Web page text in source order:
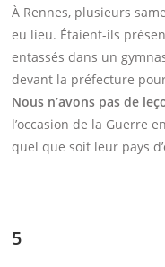
À Rennes, plusieurs
eu lieu. Étaient-ils
entassés dans un
devant la préfecture
Nous n’avons pas de
l’occasion de la Guerre
quel que soit leur pays
5